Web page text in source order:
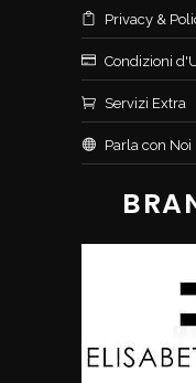
Privacy &
Condizioni
Servizi Extra
Parla con Noi